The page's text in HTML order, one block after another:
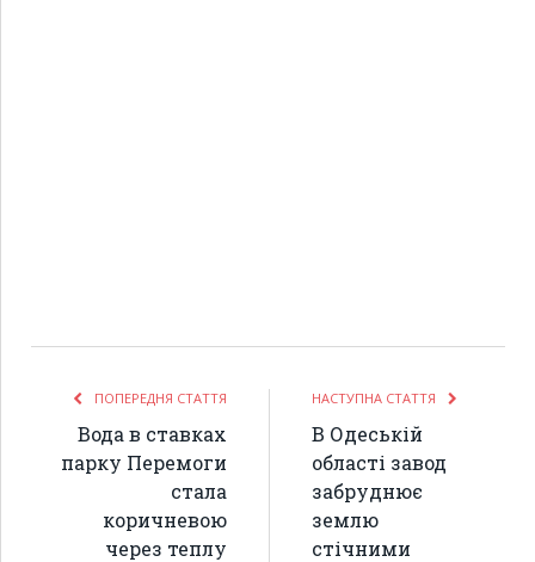
ПОПЕРЕДНЯ СТАТТЯ
Вода в ставках
парку Перемоги
стала
коричневою
через теплу
НАСТУПНА СТАТТЯ
В Одеській
області завод
забруднює
землю
стічними